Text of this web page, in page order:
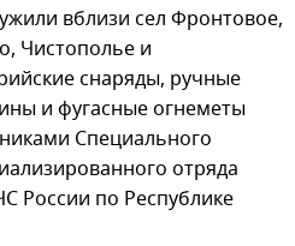
вблизи сел Фронтовое,
Чистополье и
снаряды, ручные
и фугасные огнеметы
Специального
отряда
России по Республике